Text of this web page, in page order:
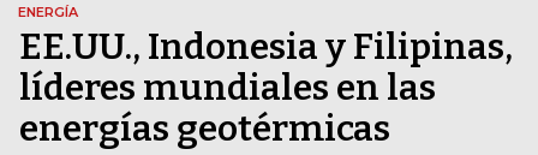
ENERGÍA
EE.UU., Indonesia y Filipinas,
líderes mundiales en las
energías geotérmicas